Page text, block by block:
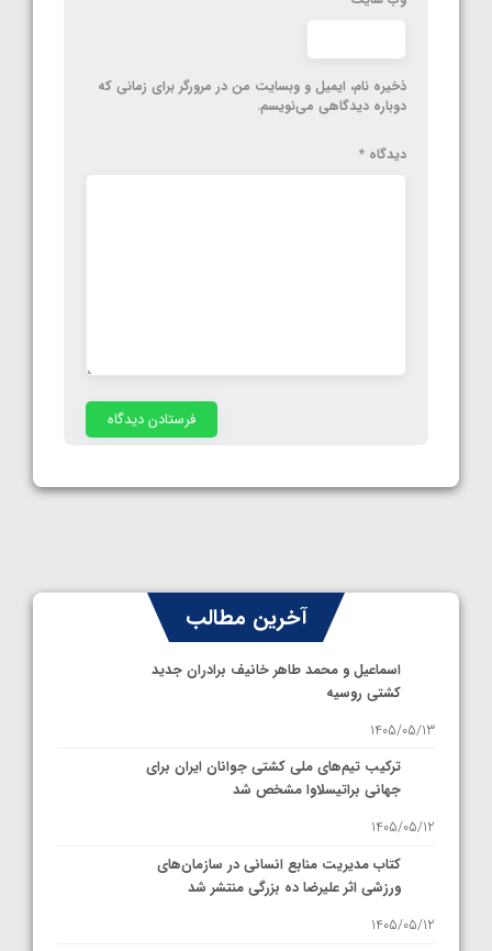
ذخیره نام، ایمیل و وبسایت من در مرورگر برای زمانی که
دوباره دیدگاهی می‌نویسم.
دیدگاه *
آخرین مطالب
اسماعیل و محمد طاهر خانیف برادران جدید
کشتی روسیه
1405/05/13
ترکیب تیم‌های ملی کشتی جوانان ایران برای
جهانی براتیسلاوا مشخص شد
1405/05/12
کتاب مدیریت منابع انسانی در سازمان‌های
ورزشی اثر علیرضا ده بزرگی منتشر شد
1405/05/12